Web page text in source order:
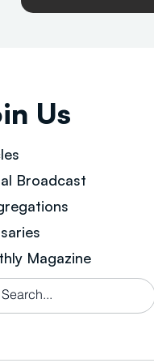
Us
Broadcast
Magazine